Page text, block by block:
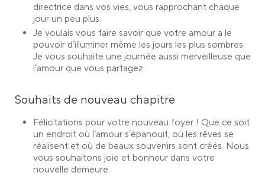
directrice dans vos vies, vous rapprochant chaque
jour un peu plus.
Je voulais vous faire savoir que votre amour a le
pouvoir d’illuminer même les jours les plus sombres.
Je vous souhaite une journée aussi merveilleuse que
l’amour que vous partagez.
Souhaits de nouveau chapitre
Félicitations pour votre nouveau foyer ! Que ce soit
un endroit où l’amour s’épanouit, où les rêves se
réalisent et où de beaux souvenirs sont créés. Nous
vous souhaitons joie et bonheur dans votre
nouvelle demeure.